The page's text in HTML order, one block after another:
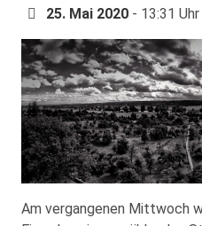
25. Mai 2020 - 13:31 Uhr
Am vergangenen Mittwoch